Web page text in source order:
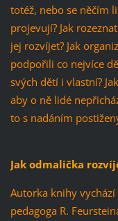
totéž, nebo se něčím
projevují? Jak
jej rozvíjet? Jak
podpořili co nejvíce
svých dětí i vlastní?
aby o ně lidé
to s nadáním
Jak odmalička
Autorka knihy
pedagoga R.